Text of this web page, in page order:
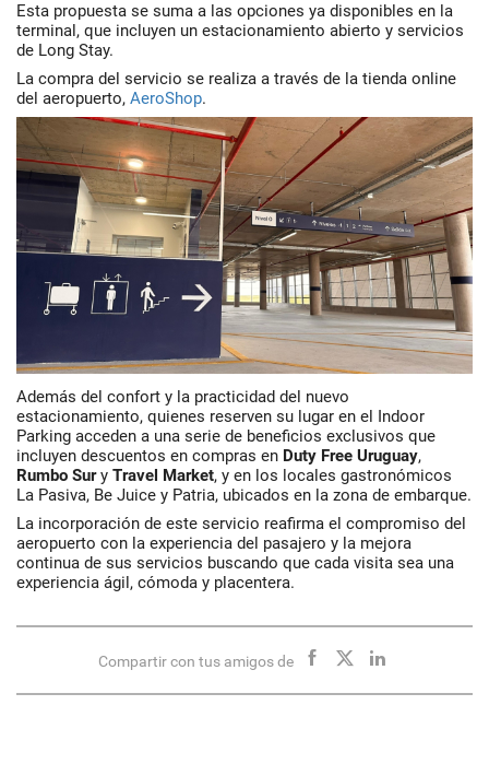
Esta propuesta se suma a las opciones ya disponibles en la
terminal, que incluyen un estacionamiento abierto y servicios
de Long Stay.
La compra del servicio se realiza a través de la tienda online
del aeropuerto, AeroShop.
Además del confort y la practicidad del nuevo
estacionamiento, quienes reserven su lugar en el Indoor
Parking acceden a una serie de beneficios exclusivos que
incluyen descuentos en compras en Duty Free Uruguay,
Rumbo Sury Travel Market, y en los locales gastronómicos
La Pasiva, Be Juice y Patria, ubicados en la zona de embarque.
La incorporación de este servicio reafirma el compromiso del
aeropuerto con la experiencia del pasajero y la mejora
continua de sus servicios buscando que cada visita sea una
experiencia ágil, cómoda y placentera.
Compartir con tus amigos de